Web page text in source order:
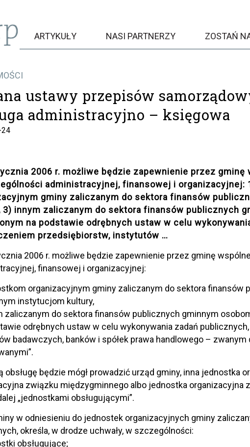
ARTYKUŁY NASI PARTNERZY ZOSTAŃ
ustawy przepisów
administracyjno – księgowa
2006 r. możliwe będzie zapewnienie przez gminę
administracyjnej, finansowej i organizacyjnej:
gminy zaliczanym do sektora finansów
3) innym zaliczanym do sektora finansów publicznych
na podstawie odrębnych ustaw w celu
przedsiębiorstw, instytutów …
przepisów
–
obsługa
administracyjno
–
2006 r. możliwe będzie zapewnienie przez gminę
finansowej i organizacyjnej:
organizacyjnym gminy zaliczanym do sektora finansów
instytucjom kultury,
zaliczanym do sektora finansów publicznych gminnym
odrębnych ustaw w celu wykonywania zadań
badawczych, banków i spółek prawa handlowego – zwanym
obsługę będzie mógł prowadzić urząd gminy, inna jednostka
związku międzygminnego albo jednostka organizacyjna
„jednostkami obsługującymi”.
w odniesieniu do jednostek organizacyjnych gminy
określa, w drodze uchwały, w szczególności:
obsługujące;